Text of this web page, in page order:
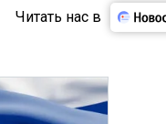
Читать нас в